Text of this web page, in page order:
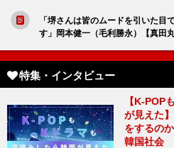
「堺さんは皆のムードを引いた目
す」岡本健一（毛利勝永）【真田
特集・インタビュー
【K-POP
が見えた
をするの
韓国社会